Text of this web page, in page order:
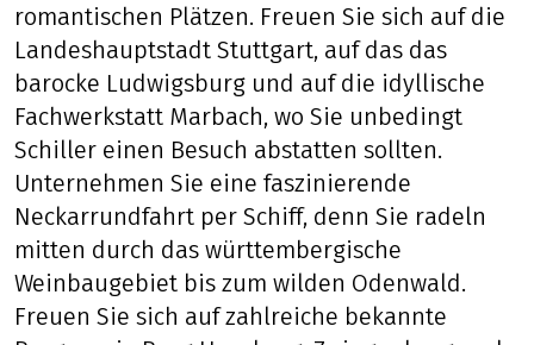
romantischen Plätzen. Freuen Sie sich auf die
Landeshauptstadt Stuttgart, auf das das
barocke Ludwigsburg und auf die idyllische
Fachwerkstatt Marbach, wo Sie unbedingt
Schiller einen Besuch abstatten sollten.
Unternehmen Sie eine faszinierende
Neckarrundfahrt per Schiff, denn Sie radeln
mitten durch das württembergische
Weinbaugebiet bis zum wilden Odenwald.
Freuen Sie sich auf zahlreiche bekannte